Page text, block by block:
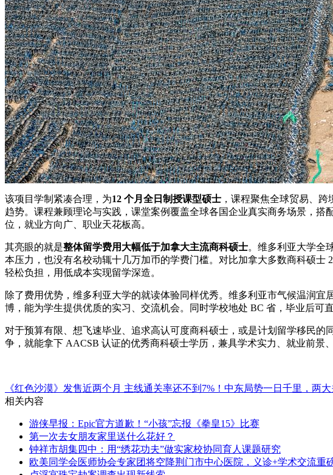
该项目学制紧凑合理，为12 个月全日制授课型硕士 ，课程聚焦全球贸易、
趋势。课程兼顾理论与实践，课堂案例覆盖全球各国企业真实商务场景，
位，就业方向广、职业天花板高。
其亮眼的就是整体留学费用大幅低于加拿大主流商科硕士。维多利亚大学全
本压力，也没有名校动辄十几万加币的学费门槛。对比加拿大多数商科硕士
轻松负担，用低成本实现留学深造。
除了费用优势，维多利亚大学的就读体验同样优秀。维多利亚市气候温润
博，能为学生提供优质的实习、交流机会。同时学校地处 BC 省，毕业后可
对于预算有限、想飞速毕业、追求高认可度商科硕士，或是计划留学移民
争，就能拿下 AACSB 认证的优秀商科硕士学历，兼具学术实力、就业前景
《红色沙漠》发售近两个月 主线通关率还不到7%！ 中东局势一日千里，两
相关内容
游侠早报：Epic官方道歉！“小孩”忘报《拳皇15》比赛
第一次去女朋友家里送什么花好？
钟祥市胡集四中：用“绣花功夫”做实家校协同育人课题研究
欧美同学会医师协会专家团将空降荆门市中心医院，义诊+学术交流重